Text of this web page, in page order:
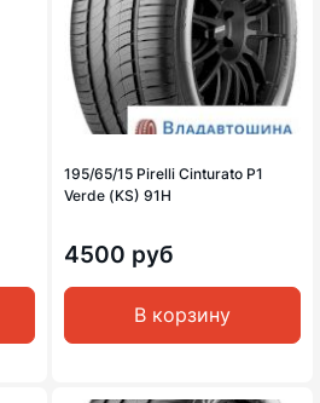
195/65/15 Pirelli Cinturato P1
Verde (KS) 91H
4500 руб
В корзину